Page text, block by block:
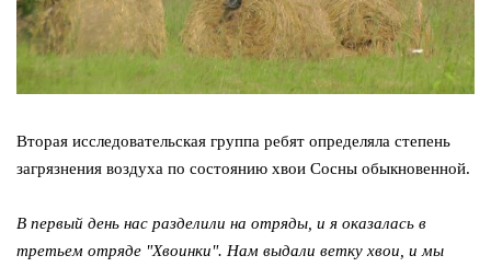
Вторая исследовательская группа ребят определяла степень
загрязнения воздуха по состоянию хвои Сосны обыкновенной.
В первый день нас разделили на отряды, и я оказалась в
третьем отряде "Хвоинки". Нам выдали ветку хвои, и мы